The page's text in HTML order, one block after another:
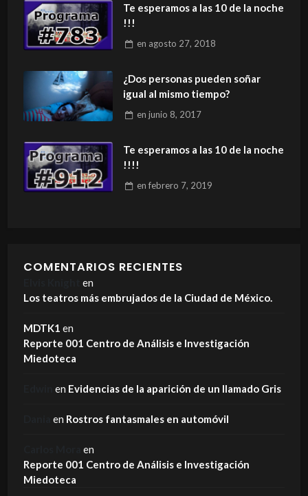
Te esperamos a las 10 de la noche
!!!
en agosto 27, 2018
¿Dos personas pueden soñar
igual al mismo tiempo?
en junio 8, 2017
Te esperamos a las 10 de la noche
!!!!
en febrero 7, 2019
COMENTARIOS RECIENTES
en
Los teatros más embrujados de la Ciudad de México.
MDTK1 en
Reporte 001 Centro de Análisis e Investigación
Miedoteca
en Evidencias de la aparición de un llamado Gris
en Rostros fantasmales en automóvil
en
Reporte 001 Centro de Análisis e Investigación
Miedoteca